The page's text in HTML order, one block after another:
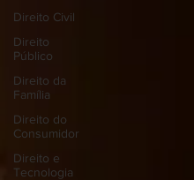
Direito Civil
Direito
Público
Direito da
Família
Direito do
Consumidor
Direito e
Tecnologia